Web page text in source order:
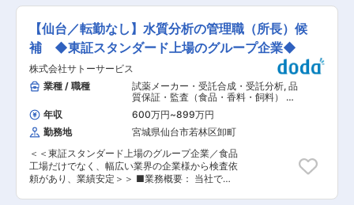
の店舗を構える当社は、創業100年以上の老舗企
業ながら変化変革を受け入れ加速度的な成長を続
けています。 変更の範囲：会社の定める業務
の実行（採用・教育）についてもお任せいたしま
す。 ■業務内容： QCD（品質、コスト、納期）
の要求を満たすレイアウト、現場での制生産管理
（トラブル対応含む）、設備（メンテナンスもし
くは新規導入提案）、情報の流れやコミュニケー
ションプラン、人材教育などを、担当ラインのみ
ならず前後の工程と連携しながら企画・実行・管
理監督をしていただきます。 ■組織： 各工場は
数百名〜の規模となります。数十のラインがあ
り、焼き菓子、生菓子、包装ライン、梱包ライン
などがあります。 ■入社後： 生産現場を一通り
経験した上で、現在の表出している課題解決に取
り組んでいただきます。 ■やりがい： 抜本的な
改善余地やゼロから構築できる土壌があり、自身
の知識・経験・アイディアを実行できる環境で
す。自らの責任で物事を動かすダイナミックな経
【仙台／転勤なし】水質分析の管理職（所長）候
補 ◆東証スタンダード上場のグループ企業◆
株式会社サトーサービス
業種 / 職種
試薬メーカー・受託合成・受託分析, 品
質保証・監査（食品・香料・飼料） 分
析・解析・測定・各種評価試験（食
品・香料・飼料）
年収 600万円~899万円
勤務地
宮城県仙台市若林区卸町
＜＜東証スタンダード上場のグループ企業／食品
工場だけでなく、幅広い業界の企業様から検査依
頼があり、業績安定＞＞ ■業務概要： 当社で